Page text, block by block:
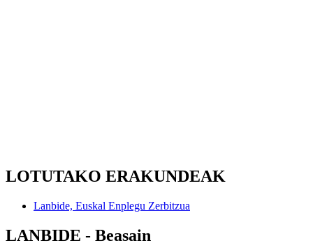
LOTUTAKO ERAKUNDEAK
Lanbide, Euskal Enplegu Zerbitzua
LANBIDE - Beasain